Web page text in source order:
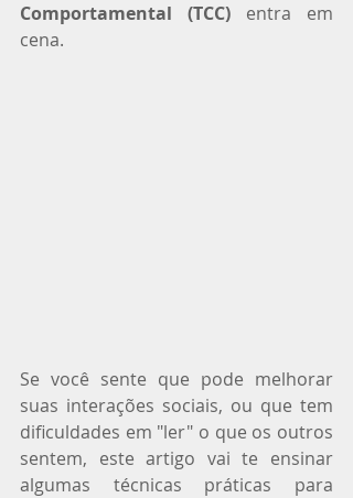
Comportamental (TCC) entra em
cena.
Se você sente que pode melhorar
suas interações sociais, ou que tem
dificuldades em "ler" o que os outros
sentem, este artigo vai te ensinar
algumas técnicas práticas para